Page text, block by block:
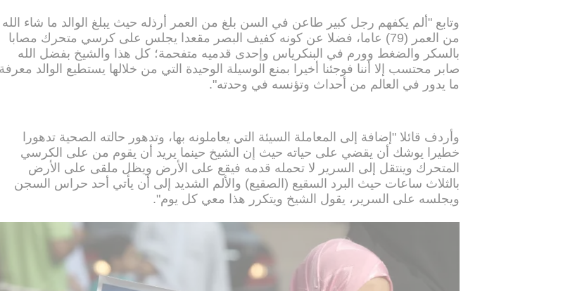
وتابع "ألم يكفهم رجل كبير طاعن في السن بلغ من العمر أرذله حيث يبلغ الوالد ما شاء الله
من العمر (79) عاما، فضلا عن كونه كفيف البصر مقعدا يجلس على كرسي متحرك مصابا
بالسكر والضغط وورم في البنكرياس وإحدى قدميه متفحمة؛ كل هذا والشيخ بفضل الله
صابر محتسب إلا أننا فوجئنا أخيرا بمنع الوسيلة الوحيدة التي من خلالها يستطيع الوالد معرفة
ما يدور في العالم من أحداث وتؤنسه في وحدته".
وأردف قائلا "إضافة إلى المعاملة السيئة التي يعاملونه بها، وتدهور حالته الصحية تدهورا
خطيرا يوشك أن يقضي على حياته حيث إن الشيخ حينما يريد أن يقوم من على الكرسي
المتحرك وينتقل إلى السرير لا تحمله قدمه فيقع على الأرض ويظل ملقى على الأرض
بالثلاث ساعات حيث البرد السقيع (الصقيع) والألم الشديد إلى أن يأتي أحد حراس السجن
ويجلسه على السرير، يقول الشيخ ويتكرر هذا معي كل يوم".